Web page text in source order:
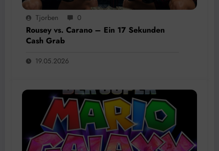
Tjorben 0
Rousey vs. Carano – Ein 17 Sekunden
Cash Grab
19.05.2026